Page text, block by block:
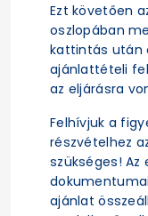
Ezt követően
oszlopában
kattintás után
ajánlattételi
az eljárásra
Felhívjuk a
részvételhez
szükséges! Az
ajánlat